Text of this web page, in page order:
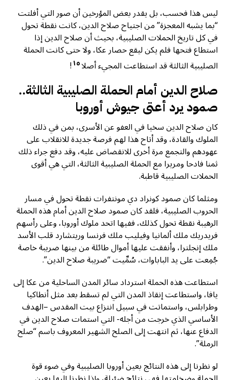
ليس هذا فحسب، بل يقدر بعض المؤرخين أن صور التي أفلتت
“بما يشبه المعجزة” من اجتياح صلاح الدين، كانت نقطة تحول
في كل تاريخ الحملات الصليبية، بحيث أن صلاح الدين إذا
استطاع فتحها فلم يكن ليقع حصار عكا، ولا حتى كانت الحملة
الصليبية الثالثة قد استطاعت المجيء أصلا١٥!
صلاح الدين أمام الحملة الصليبية الثالثة..
صمود يرد أعتى جيوش أوروبا
كان صلاح الدين سخيا في العفو عن الأسرى، بمن في ذلك
الملوك والقادة، وقد أتاح هذا لهم فرصة جديدة للانقلاب على
عهودهم والتجمع مرة أخرى للانقضاض عليه، وقد دفع جراء ذلك
ثمنا فادحا ومريرا مع الحملة الصليبية الثالثة، التي هي أقوى
الحملات الصليبية قاطبة.
ومثلما كان صمود كونراد دي مونتفرات نقطة تحول في مسار
الحروب الصليبية، فلقد كان صمود صلاح الدين أمام هذه الحملة
الرهيبة نقطة تحول كذلك، ففيها اتحد ملوك أوروبا، وعلى رأسهم
فريدريك ملك ألمانيا وفيليب ملك فرنسا وريتشارد قلب الأسد
ملك إنجلترا، وأنفقت عليها أموال طائلة من بينها ضريبة خاصة
جُمِعت على يد الباباوات، سُمِّيت “ضريبة صلاح الدين”.
استطاعت هذه الحملة استرداد سائر المدن الساحلية من عكا إلى
يافا، واستطاعت إنقاذ المدن التي لم تسقط بعد مثل أنطاكيا
وطرابلس، واستماتت في سبيل انتزاع بيت المقدس –الهدف
الأساسي الذي خرجت من أجله- التي استمات صلاح الدين في
الدفاع عنها، ثم انتهت إلى الصلح الشهير المعروف باسم “صلح
الرملة”.
لو نظرنا إلى هذه النتائج بعين أوروبا الصليبية وفي ضوء قوة